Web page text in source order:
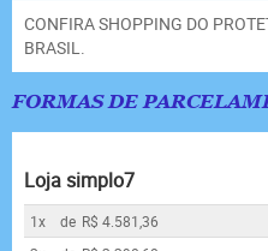
CONFIRA SHOPPING DO
BRASIL.
FORMAS DE
Loja simplo7
1x de R$ 4.581,36